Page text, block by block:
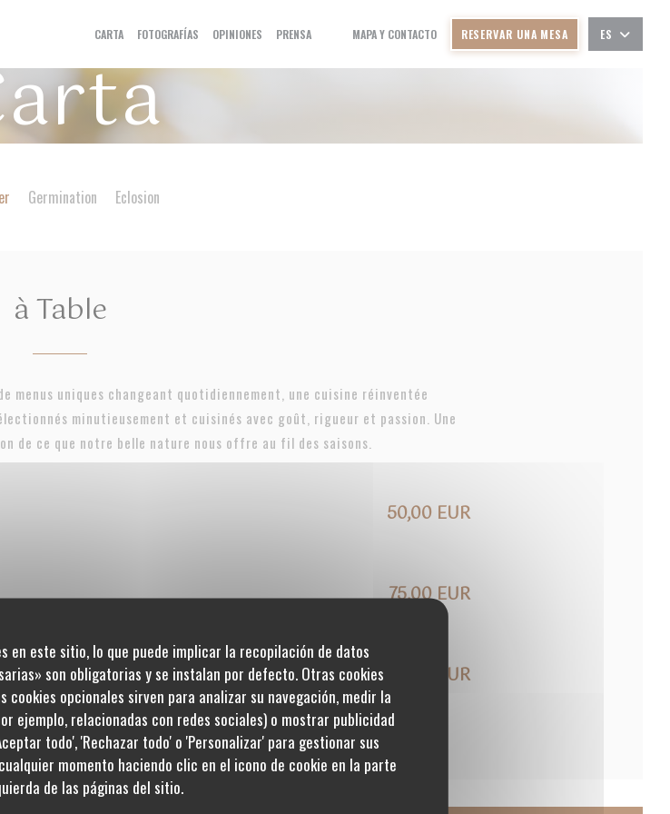
en este sitio, lo que puede implicar la recopilación de datos
son obligatorias y se instalan por defecto. Otras cookies
cookies opcionales sirven para analizar su navegación, medir la
ejemplo, relacionadas con redes sociales) o mostrar publicidad
todo', 'Rechazar todo' o 'Personalizar' para gestionar sus
momento haciendo clic en el icono de cookie en la parte
de las páginas del sitio.
CARTA FOTOGRAFÍAS OPINIONES PRENSA
((ABRE EN UNA NUEVA VENTANA))
((ABRE EN UNA NUEVA VENTANA))
MAPA Y CONTACTO RESERVAR UNA MESA ES
Germination Eclosion
à Table
menus uniques changeant quotidiennement, une cuisine réinventée
minutieusement et cuisinés avec goût, rigueur et passion. Une
de ce que notre belle nature nous offre au fil des saisons.
50,00 EUR
75,00 EUR
115,00 EUR